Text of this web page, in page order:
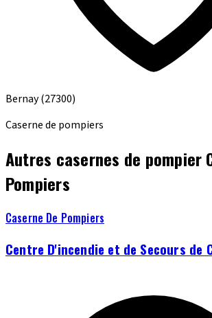
Bernay(27300)
Caserne de pompiers
Autres casernes de pompier
Pompiers
Caserne De Pompiers
Centre D'incendie et de Secours de